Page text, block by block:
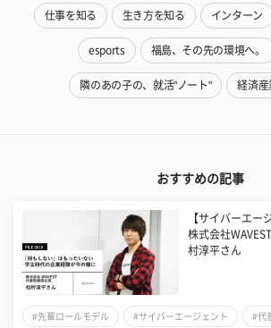
仕事を知る 生き方を知る インターン
esports 福島、その先の環境へ。
隣のあの子の、就活"ノート" 経済産
おすすめの記事
【サイバーエー
株式会社
村淳平さん
#先輩ロールモデル #サイバーエージェント #代